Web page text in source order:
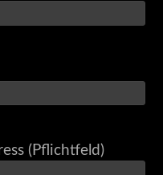
(Pflichtfeld)